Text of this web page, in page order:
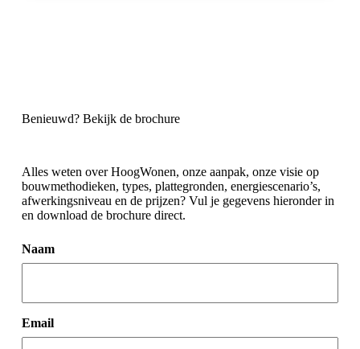
Benieuwd? Bekijk de brochure
Alles weten over HoogWonen, onze aanpak, onze visie op
bouwmethodieken, types, plattegronden, energiescenario’s,
afwerkingsniveau en de prijzen? Vul je gegevens hieronder in
en download de brochure direct.
Naam
Email